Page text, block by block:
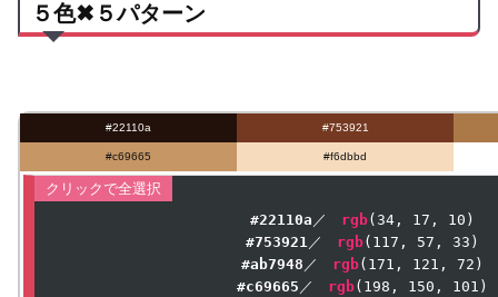
５色✖５パターン
#22110a #753921
#c69665 #f6dbbd
#22110a ／ rgb( 34, 17 , 10
#753921 ／ rgb( 117 , 57 , 33
#ab7948 ／ rgb( 171 , 121 , 72
#c69665 ／ rgb( 198 , 150 , 101